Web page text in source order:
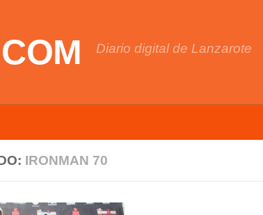
Diario digital de Lanzarote
IRONMAN 70